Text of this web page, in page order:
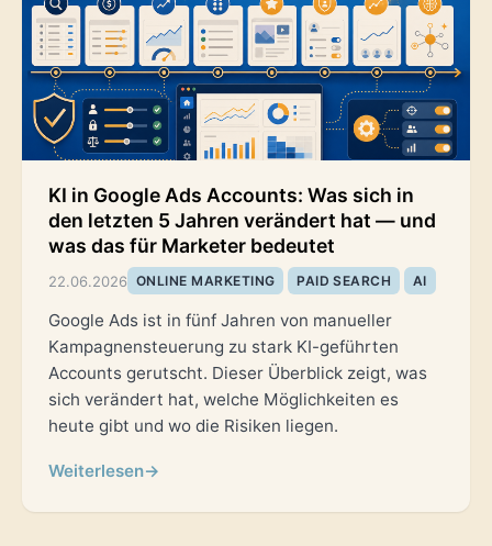
KI in Google Ads Accounts: Was sich in
den letzten 5 Jahren verändert hat — und
was das für Marketer bedeutet
22.06.2026 ONLINE MARKETING PAID SEARCH AI
Google Ads ist in fünf Jahren von manueller
Kampagnensteuerung zu stark KI-geführten
Accounts gerutscht. Dieser Überblick zeigt, was
sich verändert hat, welche Möglichkeiten es
heute gibt und wo die Risiken liegen.
Weiterlesen→